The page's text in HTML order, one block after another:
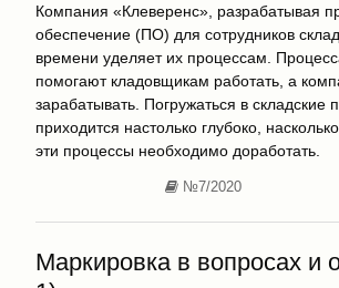
Компания «Клеверенс», разрабатывая
обеспечение (ПО) для сотрудников
времени уделяет их процессам.
помогают кладовщикам работать, а
зарабатывать. Погружаться в складские
приходится настолько глубоко,
эти процессы необходимо доработать.
№7/2020
Маркировка в вопросах и